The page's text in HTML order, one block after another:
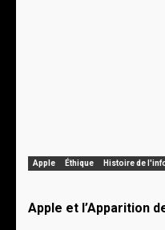
Apple Éthique Histoire de
Apple et l’Apparition